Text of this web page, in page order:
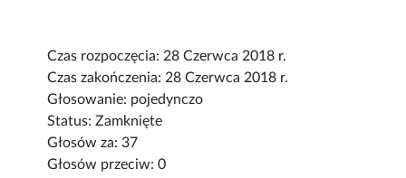
Czas rozpoczęcia: 28 Czerwca 2018 r.
Czas zakończenia: 28 Czerwca 2018 r.
Głosowanie: pojedynczo
Status: Zamknięte
Głosów za: 37
Głosów przeciw: 0